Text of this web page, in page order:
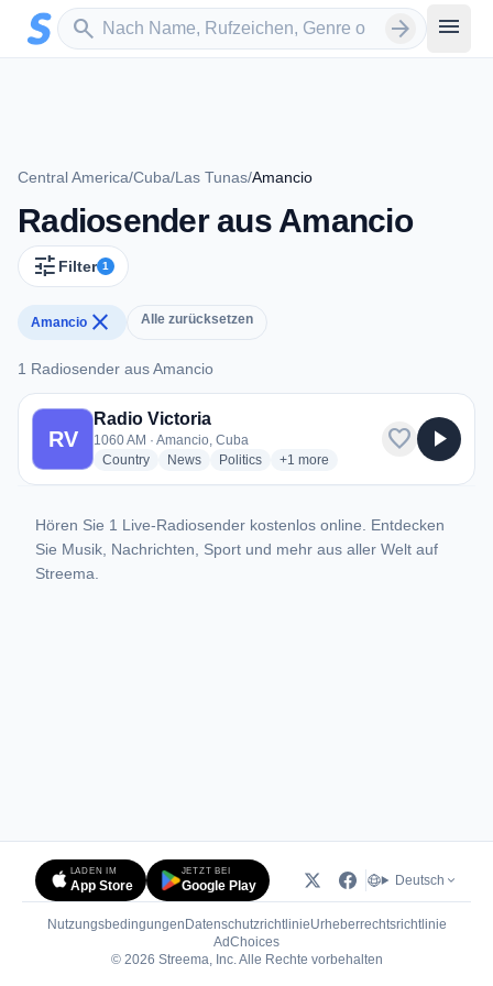
Zum Hauptinhalt springen
search
Sender suchen arrow_forward menu
Central America/Cuba/Las Tunas/Amancio
Radiosender aus Amancio
tune Filter 1
Amancio close Alle zurücksetzen
1 Radiosender aus Amancio
1 Radiosender aus Amancio
RV
Radio Victoria
1060 AM · Amancio, Cuba
Countryradio stations
Newsradio stations
Politicsradio stations
+1 more genres for Radio Victoria
more
favorite play_arrow
Hören Sie 1 Live-Radiosender kostenlos online. Entdecken
Sie Musik, Nachrichten, Sport und mehr aus aller Welt auf
Streema.
LADEN IM
App Store
JETZT BEI
Google Play Deutsch
Nutzungsbedingungen DatenschutzrichtlinieUrheberrechtsrichtlinie
AdChoices(öffnet in neuem Tab)
© 2026 Streema, Inc. Alle Rechte vorbehalten